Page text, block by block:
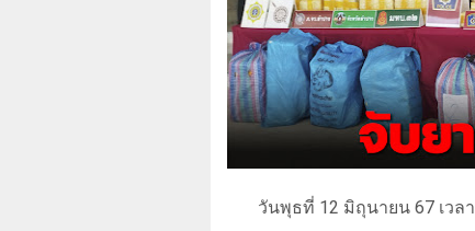
วันพุธที่ 12 มิถุนายน 67 เวลา